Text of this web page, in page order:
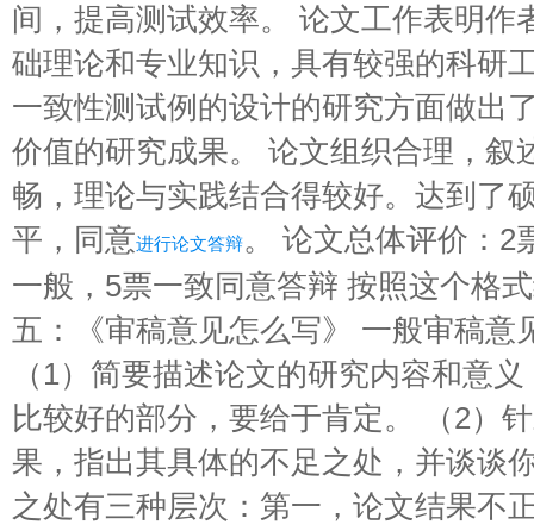
间，提高测试效率。 论文工作表明作
础理论和专业知识，具有较强的科研
一致性测试例的设计的研究方面做出
价值的研究成果。 论文组织合理，叙
畅，理论与实践结合得较好。达到了
平，同意进行论文答辩。 论文总体评价：2
一般，5票一致同意答辩 按照这个格
五：《审稿意见怎么写》 一般审稿意
（1）简要描述论文的研究内容和意
比较好的部分，要给于肯定。 （2）
果，指出其具体的不足之处，并谈谈
之处有三种层次：第一，论文结果不